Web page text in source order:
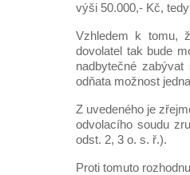
výši 50.000,- Kč,
Vzhledem k tomu,
dovolatel tak bude
nadbytečné
odňata možnost
Z uvedeného je
odvolacího soudu
odst. 2, 3 o. s. ř.).
Proti tomuto